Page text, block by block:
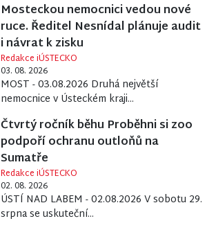
Mosteckou nemocnici vedou nové
ruce. Ředitel Nesnídal plánuje audit
i návrat k zisku
Redakce iÚSTECKO
03. 08. 2026
MOST - 03.08.2026 Druhá největší
nemocnice v Ústeckém kraji...
Čtvrtý ročník běhu Proběhni si zoo
podpoří ochranu outloňů na
Sumatře
Redakce iÚSTECKO
02. 08. 2026
ÚSTÍ NAD LABEM - 02.08.2026 V sobotu 29.
srpna se uskuteční...